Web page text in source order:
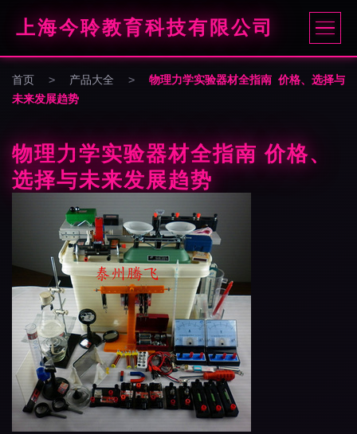
上海今聆教育科技有限公司
首页 > 产品大全 >
物理力学实验器材全指南 价格、选择与
未来发展趋势
物理力学实验器材全指南 价格、
选择与未来发展趋势